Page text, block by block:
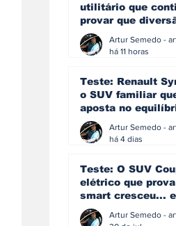
utilitário que
provar que
eficiência e
simplicidade
há 11 horas
Teste: Renault
o SUV familiar
aposta no
ainda acredita na
manualhá 4 dias
Teste: O SUV
elétrico que
smart cresceu... e
amadureceu